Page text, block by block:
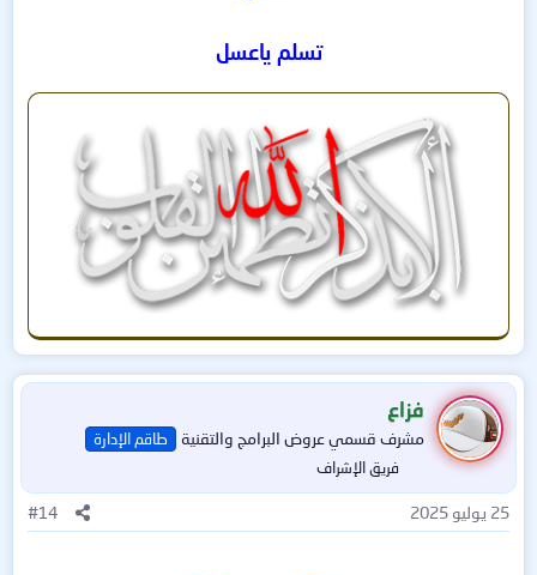
تسلم ياعسل
فزاع
مشرف قسمي عروض البرامج والتقنية
طاقم الإدارة
فريق الإشراف
25 يوليو 2025 #14